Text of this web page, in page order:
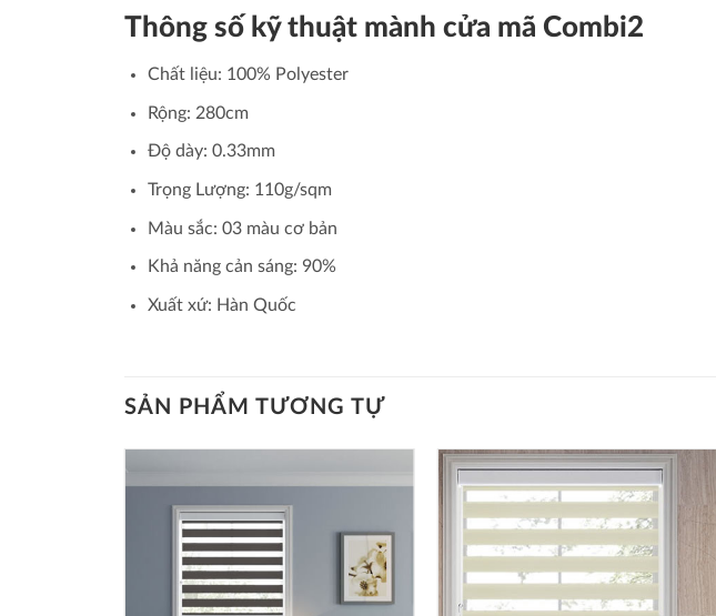
Thông số kỹ thuật mành cửa mã Combi2
Chất liệu: 100% Polyester
Rộng: 280cm
Độ dày: 0.33mm
Trọng Lượng: 110g/sqm
Màu sắc: 03 màu cơ bản
Khả năng cản sáng: 90%
Xuất xứ: Hàn Quốc
SẢN PHẨM TƯƠNG TỰ